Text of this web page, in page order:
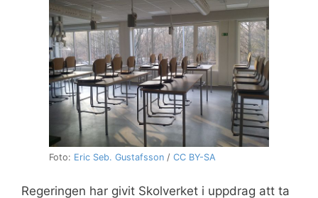
Foto: Eric Seb. Gustafsson / CC BY-SA
Regeringen har givit Skolverket i uppdrag att ta